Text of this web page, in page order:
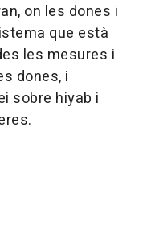
on les dones i
que està
les mesures i
dones, i
sobre hiyab i